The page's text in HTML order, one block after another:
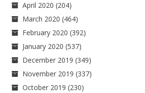
April 2020 (204)
March 2020 (464)
February 2020 (392)
January 2020 (537)
December 2019 (349)
November 2019 (337)
October 2019 (230)